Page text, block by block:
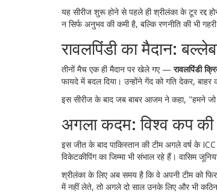
यह सीरीज शुरू होने से पहले ही श्रीलंका के टूर
न सिर्फ अनुभव की कमी है, बल्कि रणनीति की भी
रावलपिंडी का मैदान:
तीनों मैच एक ही मैदान पर खेले गए —रावलपिंडी
फायदे में बदल दिया। उन्होंने गेंद को गति देकर,
इस सीरीज के बाद जब बाबर आजम ने कहा, "हमने जो
अगला कदम: विश्व कप की
इस जीत के बाद पाकिस्तान की टीम अगले वर्ष के
विकेटकीपिंग का जिम्मा भी संभाल रहे हैं। वासिम
श्रीलंका के लिए अब समय है कि वे अपनी टीम को
में नहीं लेते, तो अगले दो साल उनके लिए और भी